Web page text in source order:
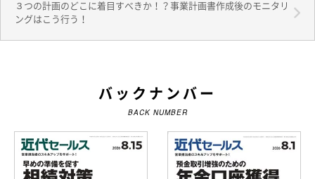
３つの計画のどこに着目すべきか！？事業計画書作成後のモニタリ
ングはこう行う！
バックナンバー
BACK NUMBER